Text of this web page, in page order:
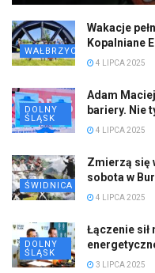
WAŁBRZYCH
Wakacje
Kopalniane
4 LIPCA 2025
DOLNY
ŚLĄSK
Adam
bariery. Nie
4 LIPCA 2025
ŚWIDNICA
Zmierzą się
sobota w
4 LIPCA 2025
DOLNY
ŚLĄSK
Łączenie
3 LIPCA 2025